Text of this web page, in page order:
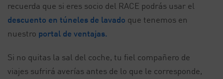
recuerda que si eres socio del RACE podrás usar el
descuento en túneles de lavado que tenemos en
nuestro portal de ventajas.
Si no quitas la sal del coche, tu fiel compañero de
viajes sufrirá averías antes de lo que le corresponde,